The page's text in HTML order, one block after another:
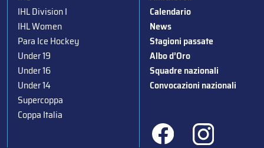
IHL Division I
IHL Women
Para Ice Hockey
Under 19
Under 16
Under 14
Supercoppa
Coppa Italia
Calendario
News
Stagioni passate
Albo d’Oro
Squadre nazionali
Convocazioni nazionali